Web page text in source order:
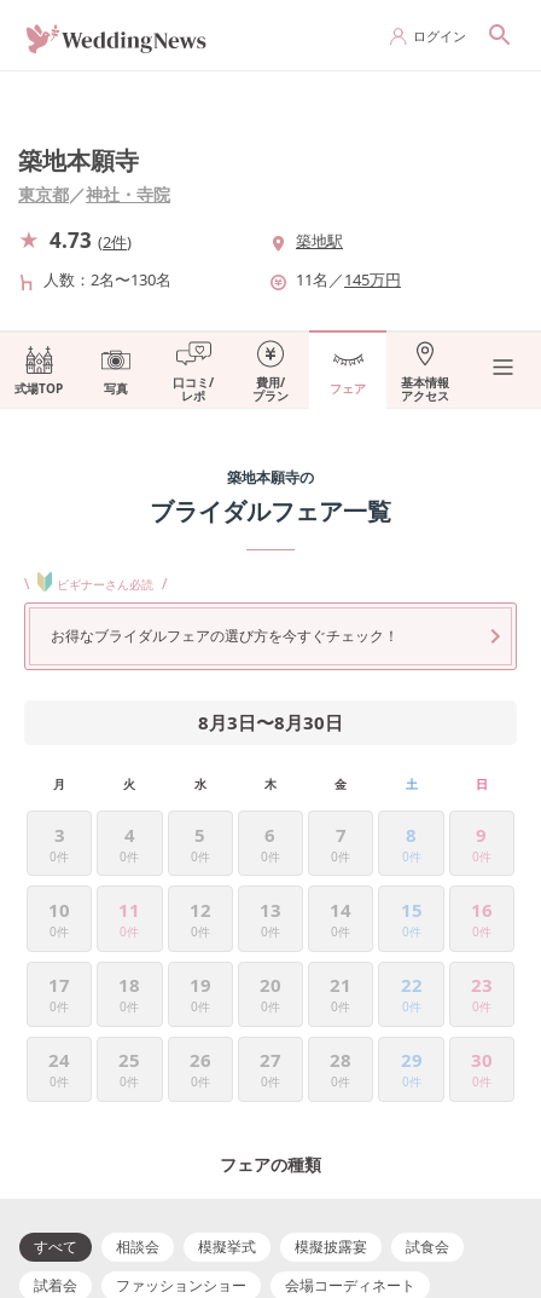
ログイン
築地本願寺
東京都／神社・寺院
4.73 (2件)
築地駅
人数
2名〜130名 11名 ／145万円
式場TOP 写真 口コミ/
レポ
費用/
プラン フェア 基本情報
アクセス
築地本願寺の
ブライダルフェア一覧
\ ビギナーさん必読 /
お得なブライダルフェアの選び方を今すぐチェック！
8月3日〜8月30日
月 火 水 木 金 土 日
3
0件
4
0件
5
0件
6
0件
7
0件
8
0件
9
0件
10
0件
11
0件
12
0件
13
0件
14
0件
15
0件
16
0件
17
0件
18
0件
19
0件
20
0件
21
0件
22
0件
23
0件
24
0件
25
0件
26
0件
27
0件
28
0件
29
0件
30
0件
フェアの種類
すべて 相談会 模擬挙式 模擬披露宴
試食会
試着会
ファッションショー
会場コーディネート